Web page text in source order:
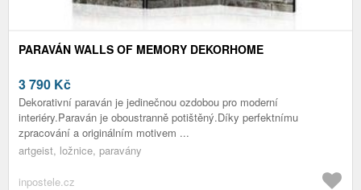
PARAVÁN WALLS OF MEMORY DEKORHOME
3 790 Kč
Dekorativní paraván je jedinečnou ozdobou pro moderní
interiéry.Paraván je oboustranně potištěný.Díky perfektnímu
zpracování a originálním motivem ...
artgeist, ložnice, paravány
inpostele.cz